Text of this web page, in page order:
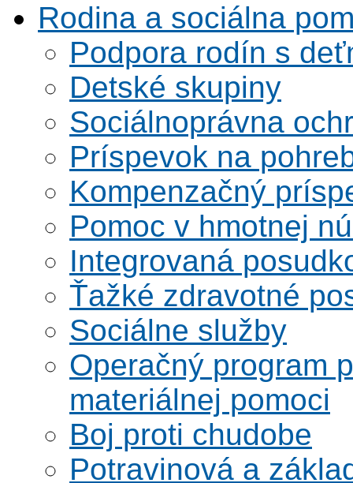
Rodina a sociálna
Podpora rodín s
Detské skupiny
Sociálnoprávna
Príspevok na
Kompenzačný
Pomoc v hmotnej
Integrovaná
Ťažké zdravotné
Sociálne služby
Operačný program
materiálnej pomoci
Boj proti chudobe
Potravinová a